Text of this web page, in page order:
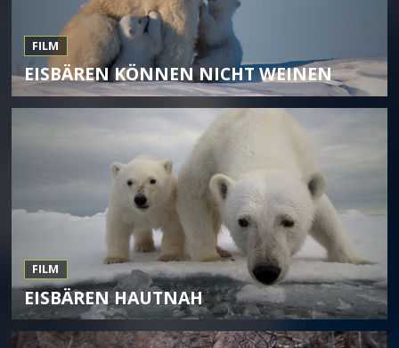
FILM
EISBÄREN KÖNNEN NICHT WEINEN
FILM
EISBÄREN HAUTNAH